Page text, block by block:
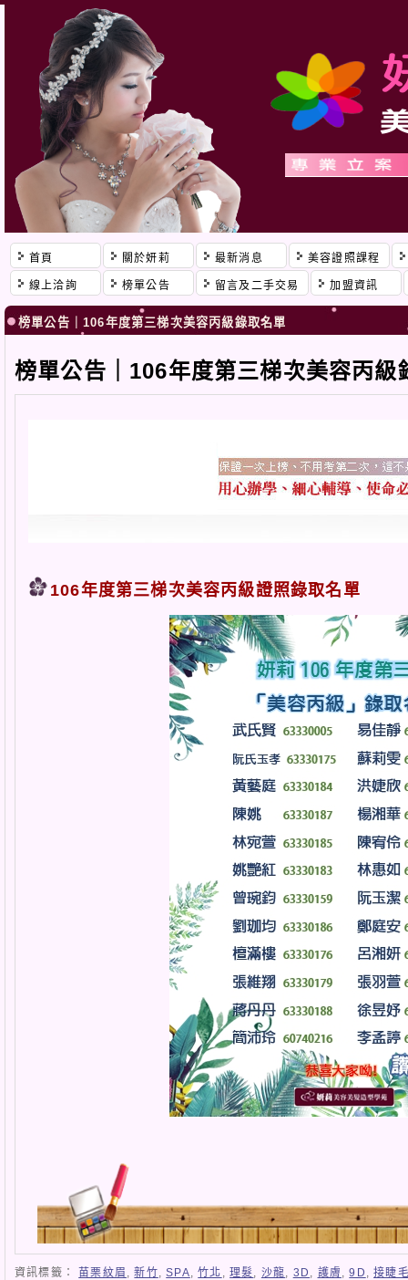
首頁 關於妍莉 最新消息 美容證照課程
線上洽詢 榜單公告 留言及二手交易 加盟資訊
榜單公告｜106年度第三梯次美容丙級錄取名單
榜單公告｜106年度第三梯次美容丙級
106年度第三梯次美容丙級證照錄取名單
資訊標籤： 苗栗紋眉 ,新竹,SPA,竹北 ,理髮, 沙龍, 3D , 護膚 ,9D ,接睫